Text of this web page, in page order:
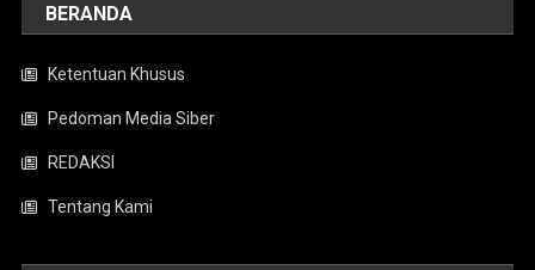
BERANDA
Ketentuan Khusus
Pedoman Media Siber
REDAKSI
Tentang Kami